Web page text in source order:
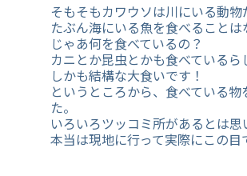
そもそもカワウソは川にいる動物
たぶん海にいる魚を食べることは
じゃあ何を食べているの？
カニとか昆虫とかも食べているら
しかも結構な大食いです！
というところから、食べている
た。
いろいろツッコミ所があるとは
本当は現地に行って実際にこの目